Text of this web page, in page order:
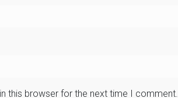
this browser for the next time I comment.